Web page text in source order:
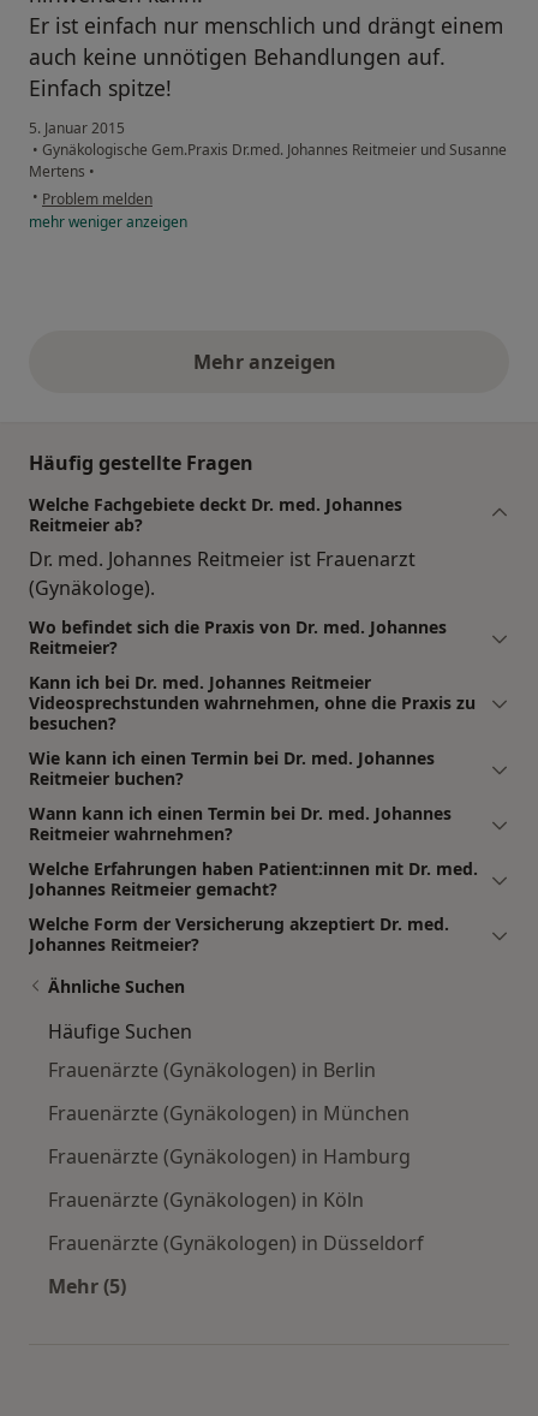
Er ist einfach nur menschlich und drängt einem
auch keine unnötigen Behandlungen auf.
Einfach spitze!
5. Januar 2015
• Gynäkologische Gem.Praxis Dr.med. Johannes Reitmeier und Susanne
Mertens •
• Problem melden
mehrwenigeranzeigen
Mehr anzeigenobige Stellungnahmen
Häufig gestellte Fragen
Welche Fachgebiete deckt Dr. med. Johannes
Reitmeier ab?
Dr. med. Johannes Reitmeier ist Frauenarzt
(Gynäkologe).
Wo befindet sich die Praxis von Dr. med. Johannes
Reitmeier?
Kann ich bei Dr. med. Johannes Reitmeier
Videosprechstunden wahrnehmen, ohne die Praxis zu
besuchen?
Wie kann ich einen Termin bei Dr. med. Johannes
Reitmeier buchen?
Wann kann ich einen Termin bei Dr. med. Johannes
Reitmeier wahrnehmen?
Welche Erfahrungen haben Patient:innen mit Dr. med.
Johannes Reitmeier gemacht?
Welche Form der Versicherung akzeptiert Dr. med.
Johannes Reitmeier?
Ähnliche Suchen
Häufige Suchen
Frauenärzte (Gynäkologen) in Berlin
Frauenärzte (Gynäkologen) in München
Frauenärzte (Gynäkologen) in Hamburg
Frauenärzte (Gynäkologen) in Köln
Frauenärzte (Gynäkologen) in Düsseldorf
Mehr (5)